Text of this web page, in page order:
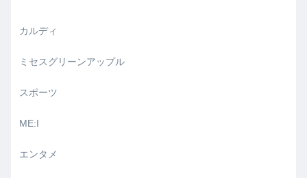
カルディ
ミセスグリーンアップル
スポーツ
ME:I
エンタメ